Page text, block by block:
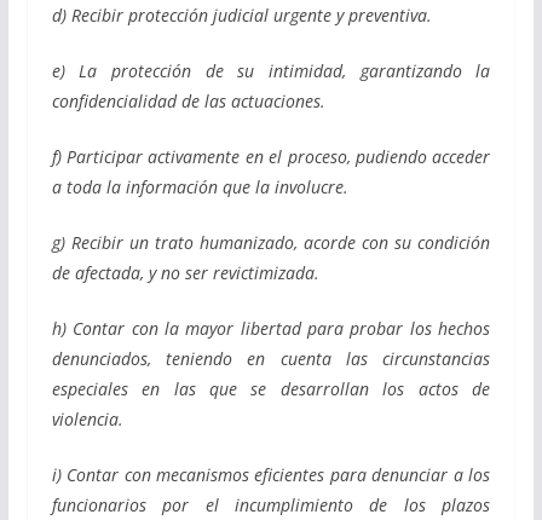
d) Recibir protección judicial urgente y preventiva.
e) La protección de su intimidad, garantizando la
confidencialidad de las actuaciones.
f) Participar activamente en el proceso, pudiendo acceder
a toda la información que la involucre.
g) Recibir un trato humanizado, acorde con su condición
de afectada, y no ser revictimizada.
h) Contar con la mayor libertad para probar los hechos
denunciados, teniendo en cuenta las circunstancias
especiales en las que se desarrollan los actos de
violencia.
i) Contar con mecanismos eficientes para denunciar a los
funcionarios por el incumplimiento de los plazos